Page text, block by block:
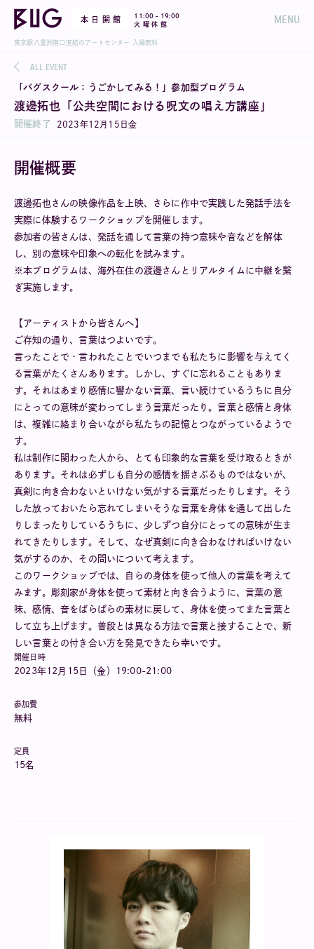
本 日 開 館 11:00 - 19:00
火 曜 休 館
MENU
東京駅八重洲南口直結のアートセンター 入場無料
ALL EVENT
「バグスクール：うごかしてみる！」参加型プログラム
渡邊拓也「公共空間における呪文の唱え方講座」
開催終了 2023年12 月 15 日金
開催概要
渡邊拓也さんの映像作品を上映、さらに作中で実践した発話手法を
実際に体験するワークショップを開催します。
参加者の皆さんは、発話を通して言葉の持つ意味や音などを解体
し、別の意味や印象への転化を試みます。
※本プログラムは、海外在住の渡邊さんとリアルタイムに中継を繋
ぎ実施します。
【アーティストから皆さんへ】
ご存知の通り、言葉はつよいです。
言ったことで・言われたことでいつまでも私たちに影響を与えてく
る言葉がたくさんあります。しかし、すぐに忘れることもありま
す。それはあまり感情に響かない言葉、言い続けているうちに自分
にとっての意味が変わってしまう言葉だったり。言葉と感情と身体
は、複雑に絡まり合いながら私たちの記憶とつながっているようで
す。
私は制作に関わった人から、とても印象的な言葉を受け取るときが
あります。それは必ずしも自分の感情を揺さぶるものではないが、
真剣に向き合わないといけない気がする言葉だったりします。そう
した放っておいたら忘れてしまいそうな言葉を身体を通して出した
りしまったりしているうちに、少しずつ自分にとっての意味が生ま
れてきたりします。そして、なぜ真剣に向き合わなければいけない
気がするのか、その問いについて考えます。
このワークショップでは、自らの身体を使って他人の言葉を考えて
みます。彫刻家が身体を使って素材と向き合うように、言葉の意
味、感情、音をばらばらの素材に戻して、身体を使ってまた言葉と
して立ち上げます。普段とは異なる方法で言葉と接することで、新
しい言葉との付き合い方を発見できたら幸いです。
開催日時
2023年12月15日（金）19:00-21:00
参加費
無料
定員
15名